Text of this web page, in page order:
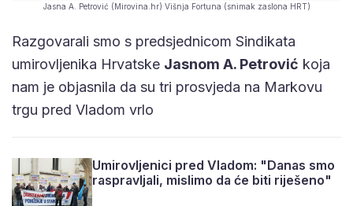
Jasna A. Petrović (Mirovina.hr) Višnja Fortuna (snimak zaslona HRT)
Razgovarali smo s predsjednicom Sindikata
umirovljenika Hrvatske Jasnom A. Petrović koja
nam je objasnila da su tri prosvjeda na Markovu
trgu pred Vladom vrlo
Umirovljenici pred Vladom: "Danas smo
raspravljali, mislimo da će biti riješeno"